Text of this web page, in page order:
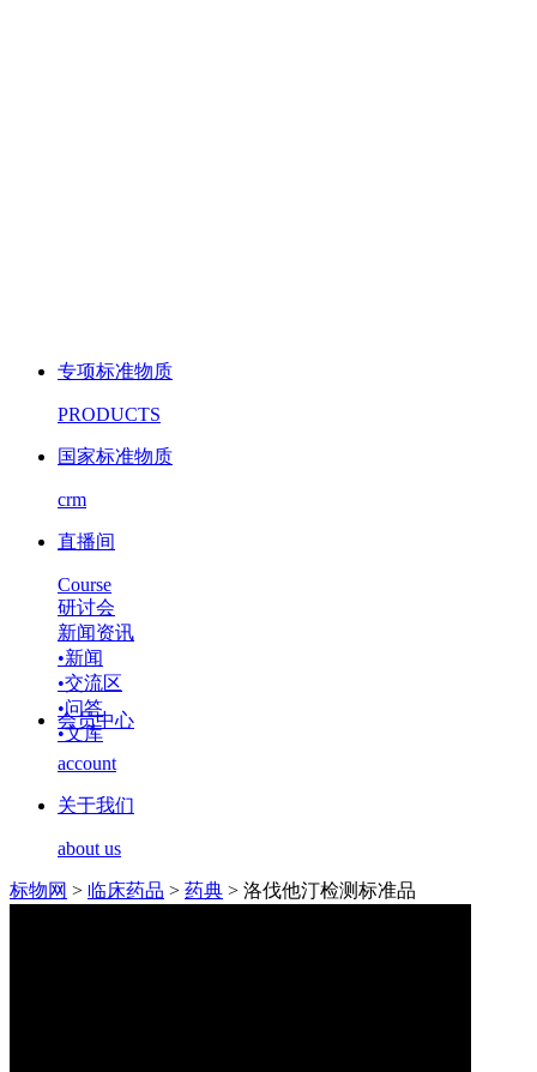
专项标准物质
PRODUCTS
国家标准物质
crm
直播间
Course
研讨会
新闻资讯
•新闻
•交流区
•问答
•文库
会员中心
account
关于我们
about us
标物网 > 临床药品 > 药典 > 洛伐他汀检测标准品